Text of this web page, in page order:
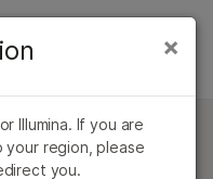
×
Illumina. If you are
region, please
you.
表示されます:
×
臨床オンコロジー
生殖医学